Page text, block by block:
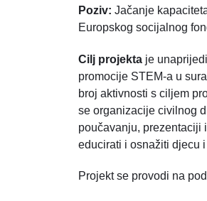
Poziv: Jačanje
Europskog socijalnog
Cilj projekta je
promocije STEM-a u
broj aktivnosti s ciljem
se organizacije civilnog
poučavanju, prezentaciji
educirati i osnažiti djecu
Projekt se provodi na